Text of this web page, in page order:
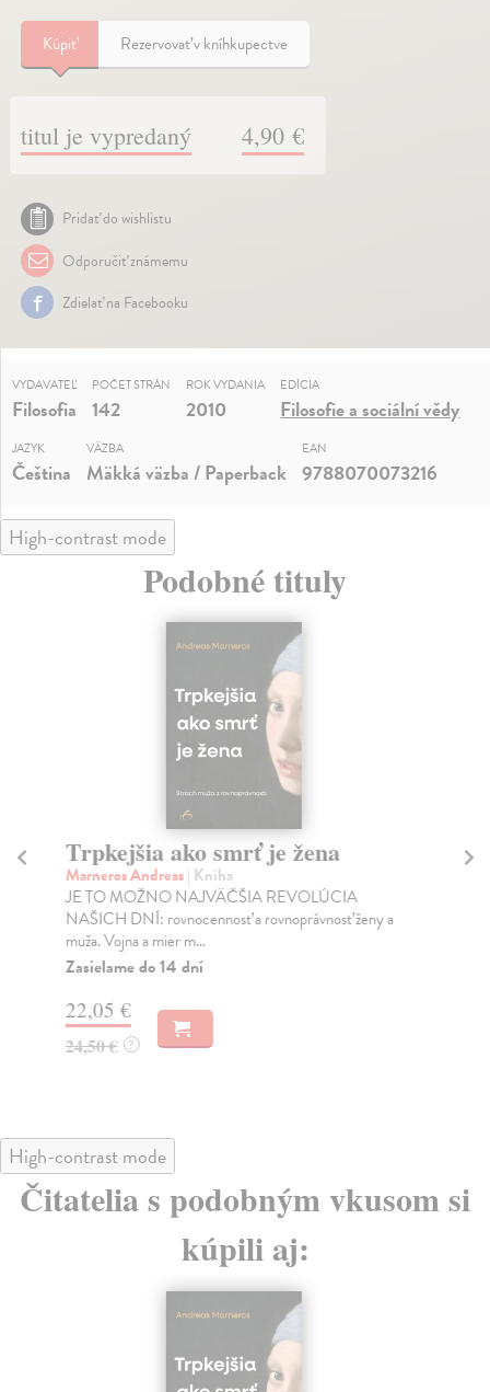
Kúpiť Rezervovať v kníhkupectve
titul je vypredaný 4,90 €
Pridať do wishlistu
Odporučiť známemu
Zdielať na Facebooku
VYDAVATEĽ
Filosofia
POČET STRÁN
142
ROK VYDANIA
2010
EDÍCIA
Filosofie a sociální vědy
JAZYK
Čeština
VÄZBA
Mäkká väzba / Paperback
EAN
9788070073216
High-contrast mode
Podobné tituly
Trpkejšia ako smrť je žena
Marneros Andreas| Kniha
JE TO MOŽNO NAJVÄČŠIA REVOLÚCIA
NAŠICH DNÍ: rovnocennosť a rovnoprávnosť ženy a
muža. Vojna a mier m...
Zasielame do 14 dní
22,05 €
24,50 € ?
High-contrast mode
Čitatelia s podobným vkusom si
kúpili aj: